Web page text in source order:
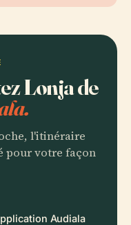
Lonja de
l'itinéraire
pour votre façon
Audiala